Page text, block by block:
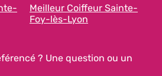
Meilleur Coiffeur Sainte-
Foy-lès-Lyon
? Une question ou un